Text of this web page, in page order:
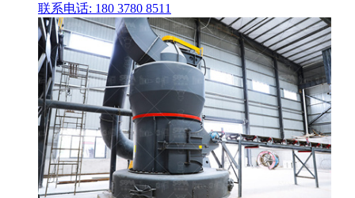
联系电话: 180 3780 8511